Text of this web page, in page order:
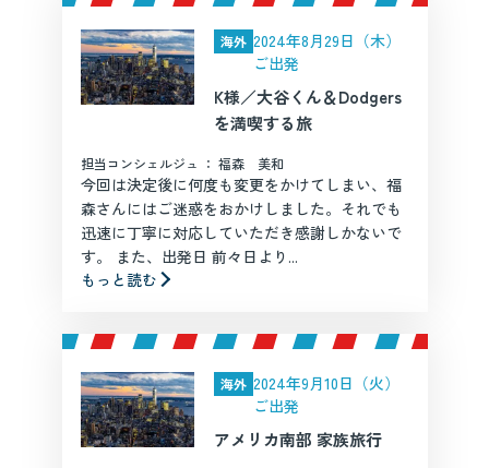
海外 2024年8月29日（木）
ご出発
K様／大谷くん＆Dodgers
を満喫する旅
担当コンシェルジュ ： 福森 美和
今回は決定後に何度も変更をかけてしまい、福
森さんにはご迷惑をおかけしました。それでも
迅速に丁寧に対応していただき感謝しかないで
す。 また、出発日 前々日より...
もっと読む
海外 2024年9月10日（火）
ご出発
アメリカ南部 家族旅行